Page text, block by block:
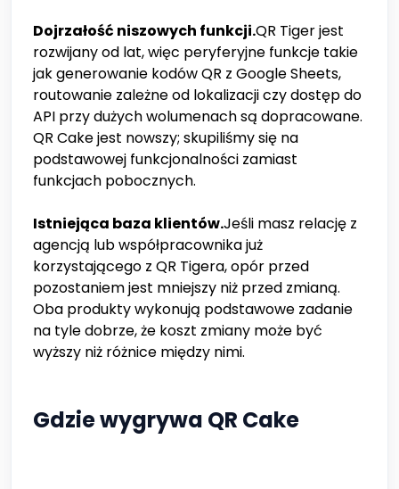
Dojrzałość niszowych funkcji.QR Tiger jest
rozwijany od lat, więc peryferyjne funkcje takie
jak generowanie kodów QR z Google Sheets,
routowanie zależne od lokalizacji czy dostęp do
API przy dużych wolumenach są dopracowane.
QR Cake jest nowszy; skupiliśmy się na
podstawowej funkcjonalności zamiast
funkcjach pobocznych.
Istniejąca baza klientów.Jeśli masz relację z
agencją lub współpracownika już
korzystającego z QR Tigera, opór przed
pozostaniem jest mniejszy niż przed zmianą.
Oba produkty wykonują podstawowe zadanie
na tyle dobrze, że koszt zmiany może być
wyższy niż różnice między nimi.
Gdzie wygrywa QR Cake